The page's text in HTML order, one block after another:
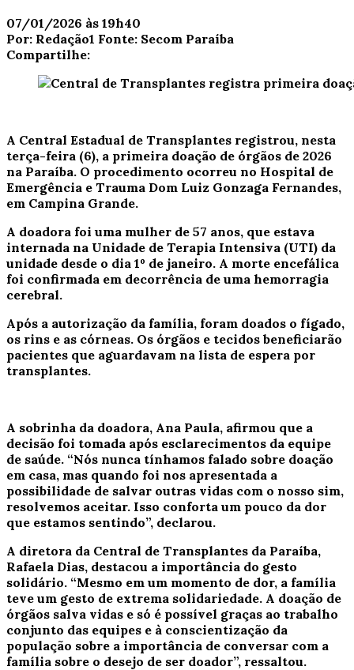
07/01/2026 às 19h40
Por: Redação1 Fonte: Secom Paraíba
Compartilhe:
A Central Estadual de Transplantes registrou, nesta
terça-feira (6), a primeira doação de órgãos de 2026
na Paraíba. O procedimento ocorreu no Hospital de
Emergência e Trauma Dom Luiz Gonzaga Fernandes,
em Campina Grande.
A doadora foi uma mulher de 57 anos, que estava
internada na Unidade de Terapia Intensiva (UTI) da
unidade desde o dia 1º de janeiro. A morte encefálica
foi confirmada em decorrência de uma hemorragia
cerebral.
Após a autorização da família, foram doados o fígado,
os rins e as córneas. Os órgãos e tecidos beneficiarão
pacientes que aguardavam na lista de espera por
transplantes.
A sobrinha da doadora, Ana Paula, afirmou que a
decisão foi tomada após esclarecimentos da equipe
de saúde. “Nós nunca tínhamos falado sobre doação
em casa, mas quando foi nos apresentada a
possibilidade de salvar outras vidas com o nosso sim,
resolvemos aceitar. Isso conforta um pouco da dor
que estamos sentindo”, declarou.
A diretora da Central de Transplantes da Paraíba,
Rafaela Dias, destacou a importância do gesto
solidário. “Mesmo em um momento de dor, a família
teve um gesto de extrema solidariedade. A doação de
órgãos salva vidas e só é possível graças ao trabalho
conjunto das equipes e à conscientização da
população sobre a importância de conversar com a
família sobre o desejo de ser doador”, ressaltou.